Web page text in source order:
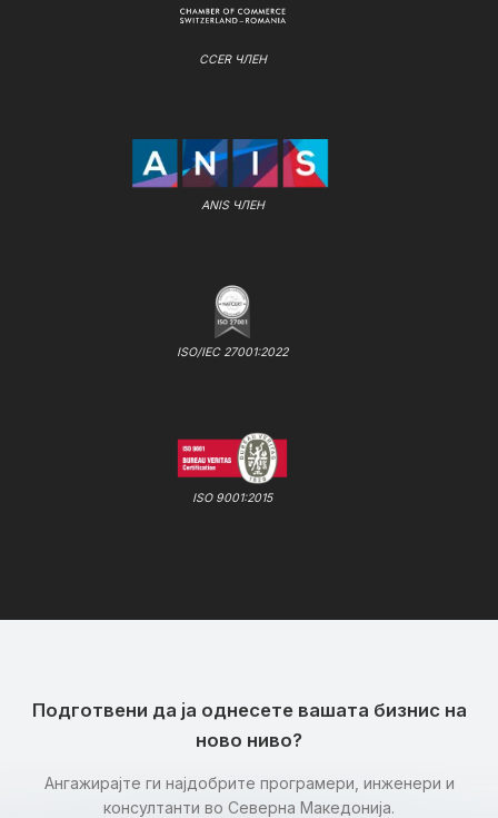
CCER ЧЛЕН
ANIS ЧЛЕН
ISO/IEC 27001:2022
ISO 9001:2015
Подготвени да ја однесете вашата бизнис на
ново ниво?
Ангажирајте ги најдобрите програмери, инженери и
консултанти во Северна Македонија.